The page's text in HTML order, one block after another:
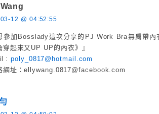
12 @ 04:52:55
參加Bosslady這次分享的PJ Work Bra無肩帶
穿起來又UP UP的內衣》』
:poly_0817@hotmail.com
網址：ellywang.0817@facebook.com